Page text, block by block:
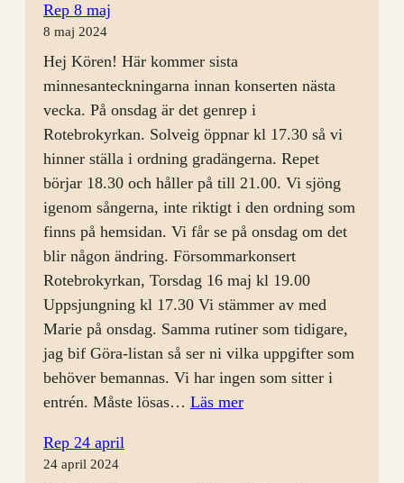
augusti
Rep 8 maj
8 maj 2024
Hej Kören! Här kommer sista
minnesanteckningarna innan konserten nästa
vecka. På onsdag är det genrep i
Rotebrokyrkan. Solveig öppnar kl 17.30 så vi
hinner ställa i ordning gradängerna. Repet
börjar 18.30 och håller på till 21.00. Vi sjöng
igenom sångerna, inte riktigt i den ordning som
finns på hemsidan. Vi får se på onsdag om det
blir någon ändring. Försommarkonsert
Rotebrokyrkan, Torsdag 16 maj kl 19.00
Uppsjungning kl 17.30 Vi stämmer av med
Marie på onsdag. Samma rutiner som tidigare,
jag bif Göra-listan så ser ni vilka uppgifter som
behöver bemannas. Vi har ingen som sitter i
entrén. Måste lösas… Läs mer:
Rep 24 april
24 april 2024